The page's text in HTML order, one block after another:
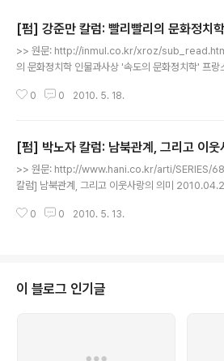
[펌] 강준만 칼럼: 빨리빨리의 문화정치학
>> 원문: http://inmul.co.kr/xroz/
의 문화정치학 인물과사상 '속도의 문화정치학' 프랑
로』(이재원 옮김, 그린비, 2004)는 난해한 책이다.
쟁을 겪으면서 전쟁에 대한 엄청난 충격을 받아 전쟁
다는 그는 "전쟁은 저의 대학이었습니다. 모든 것이
다. 다음 다섯 가지 주장을 음미해보자. (1) "속도는 ..
0 0 2010. 5. 18.
[펌] 박노자 칼럼: 남북관계, 그리고 이웃
>> 원문: http://www.hani.co.kr/arti/SERIES/
칼럼] 남북관계, 그리고 이웃사랑의 의미
한의 책임의식을 발견하기 어렵다. 국제 기준들을 무
에게 스스로 “도움”을 주는 꼴이 된다. 그렇다고 동북
개선에 절실히 필요한 관광 재개를 계속 미루고, 경협
0 0 2010. 5. 13.
이 블로그 인기글